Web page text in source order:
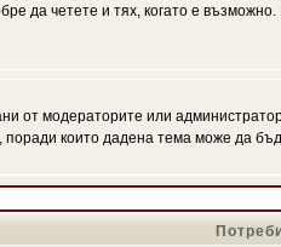
да четете и тях, когато е
от модераторите или
които дадена тема може да